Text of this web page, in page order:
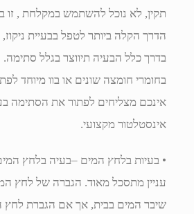
תקין, לא נוכל להשתמש במקלחת , זו
הדרך הקלה ביותר לטפל בבעיית
בדרך כלל הבעיה תיווצר בגלל סתימה.
בחומרי חומצה שונים או בוו מיוחד
אינכם מצליחים לפתור את הסתימה
אינסטלטור מקצועי.
• בעיות בלחץ המים –בעיה בלחץ
עניין מתסכל מאוד. הגברה של לחץ
שיבר המים בבית, אך אם הגברת